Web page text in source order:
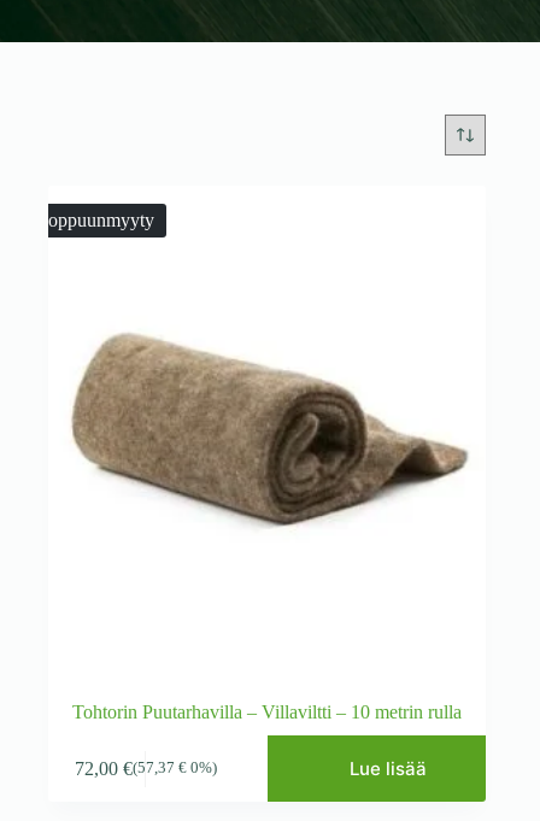
Loppuunmyyty
Tohtorin Puutarhavilla – Villaviltti – 10 metrin rulla
72,00 €(57,37 €0%) Lue lisää